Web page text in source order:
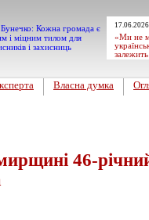
«Ми не
Власна думка
46-